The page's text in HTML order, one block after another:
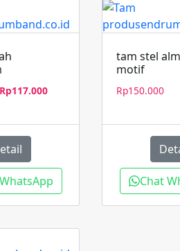
Harga
Rp117.000Harga
tam stel
motif
Rp150.000
Chat